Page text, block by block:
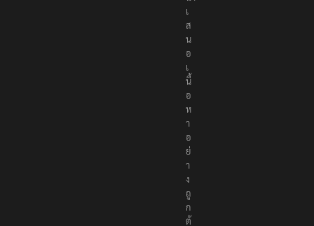
ที่
นำ
เ
ส
น
อ
เ
นื้
อ
ห
า
อ
ย่
า
ง
ถู